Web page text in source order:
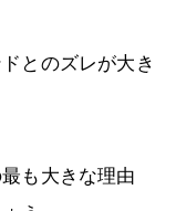
とのズレが大き
も大きな理由